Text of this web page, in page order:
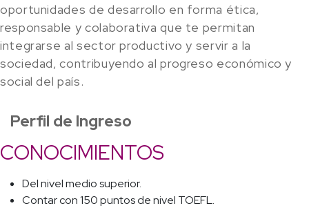
oportunidades de desarrollo en forma ética,
responsable y colaborativa que te permitan
integrarse al sector productivo y servir a la
sociedad, contribuyendo al progreso económico y
social del país.
Perfil de Ingreso
CONOCIMIENTOS
Del nivel medio superior.
Contar con 150 puntos de nivel TOEFL.